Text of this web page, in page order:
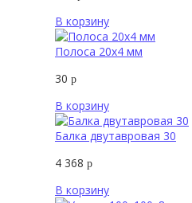
В корзину
Полоса 20х4 мм
30 р
В корзину
Балка двутавровая 30
4 368 р
В корзину